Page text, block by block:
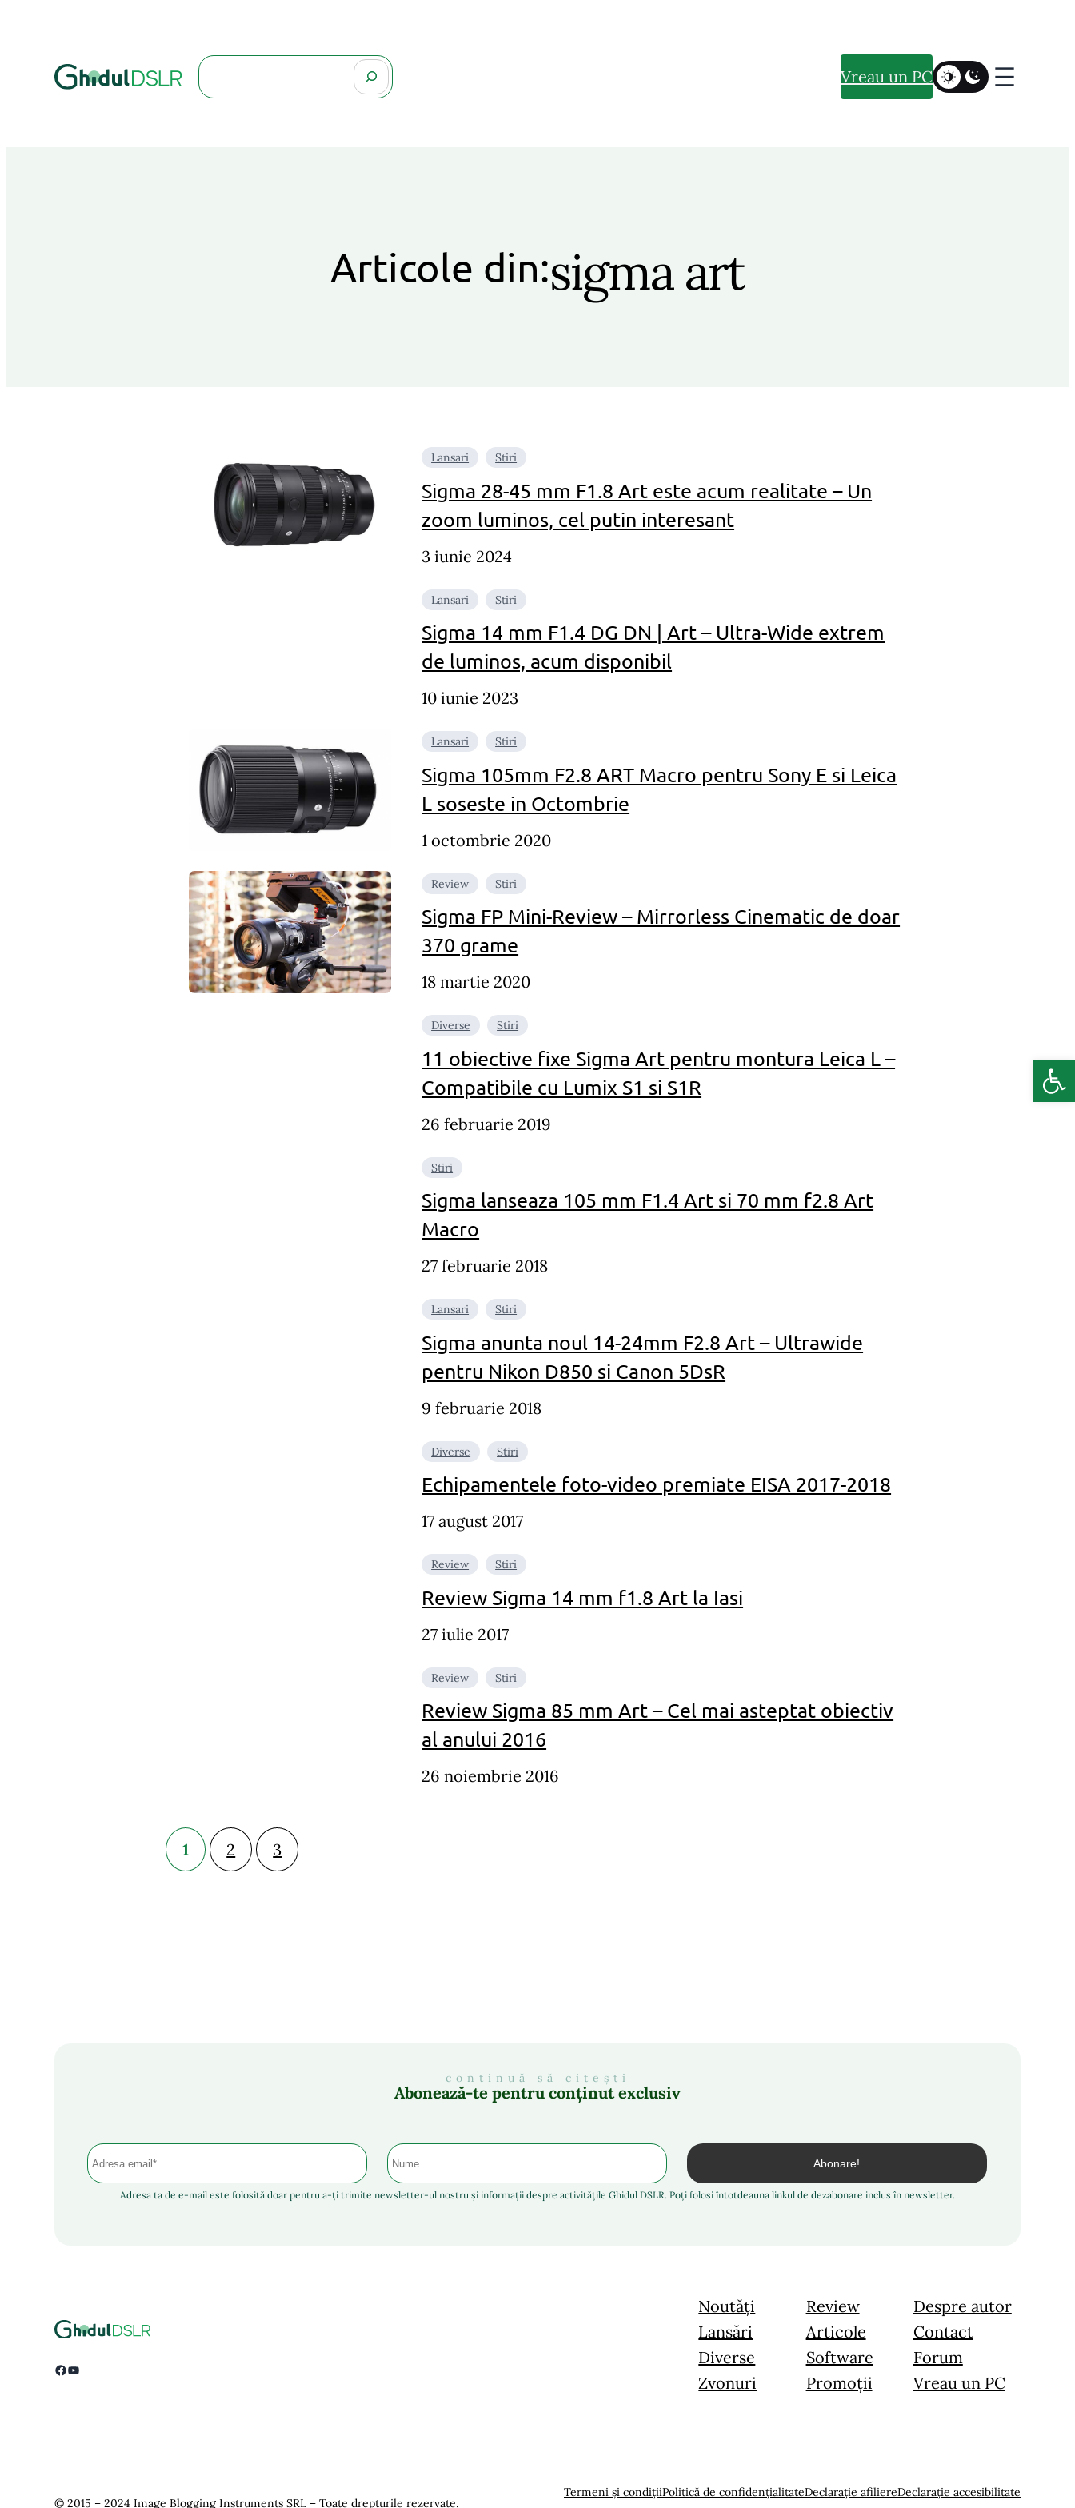
Search Vreau un PC
Articole din:sigma art
Lansari Stiri
Sigma 28-45 mm F1.8 Art este acum realitate – Un
zoom luminos, cel putin interesant
3 iunie 2024
Lansari Stiri
Sigma 14 mm F1.4 DG DN | Art – Ultra-Wide extrem
de luminos, acum disponibil
10 iunie 2023
Lansari Stiri
Sigma 105mm F2.8 ART Macro pentru Sony E si Leica
L soseste in Octombrie
1 octombrie 2020
Review Stiri
Sigma FP Mini-Review – Mirrorless Cinematic de doar
370 grame
18 martie 2020
Diverse Stiri
11 obiective fixe Sigma Art pentru montura Leica L –
Compatibile cu Lumix S1 si S1R
26 februarie 2019
Stiri
Sigma lanseaza 105 mm F1.4 Art si 70 mm f2.8 Art
Macro
27 februarie 2018
Lansari Stiri
Sigma anunta noul 14-24mm F2.8 Art – Ultrawide
pentru Nikon D850 si Canon 5DsR
9 februarie 2018
Diverse Stiri
Echipamentele foto-video premiate EISA 2017-2018
17 august 2017
Review Stiri
Review Sigma 14 mm f1.8 Art la Iasi
27 iulie 2017
Review Stiri
Review Sigma 85 mm Art – Cel mai asteptat obiectiv
al anului 2016
26 noiembrie 2016
1 2 3
continuă să citești
Abonează-te pentru conținut exclusiv
Adresa ta de e-mail este folosită doar pentru a-ți trimite newsletter-ul nostru și informații despre activitățile Ghidul DSLR. Poți folosi întotdeauna linkul de dezabonare inclus în newsletter.
Facebook YouTube
Noutăți
Lansări
Diverse
Zvonuri
Review
Articole
Software
Promoții
Despre autor
Contact
Forum
Vreau un PC
© 2015 – 2024 Image Blogging Instruments SRL – Toate drepturile rezervate.
Termeni și condițiiPolitică de confidențialitateDeclarație afiliereDeclarație accesibilitate